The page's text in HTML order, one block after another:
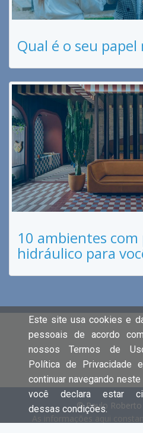
Qual é o seu
10 ambientes
hidráulico para
© Paulo
Este site usa cookies e
pessoais de acordo
nossos Termos de
Política de Privacidade
continuar navegando
você declara estar
dessas condições.